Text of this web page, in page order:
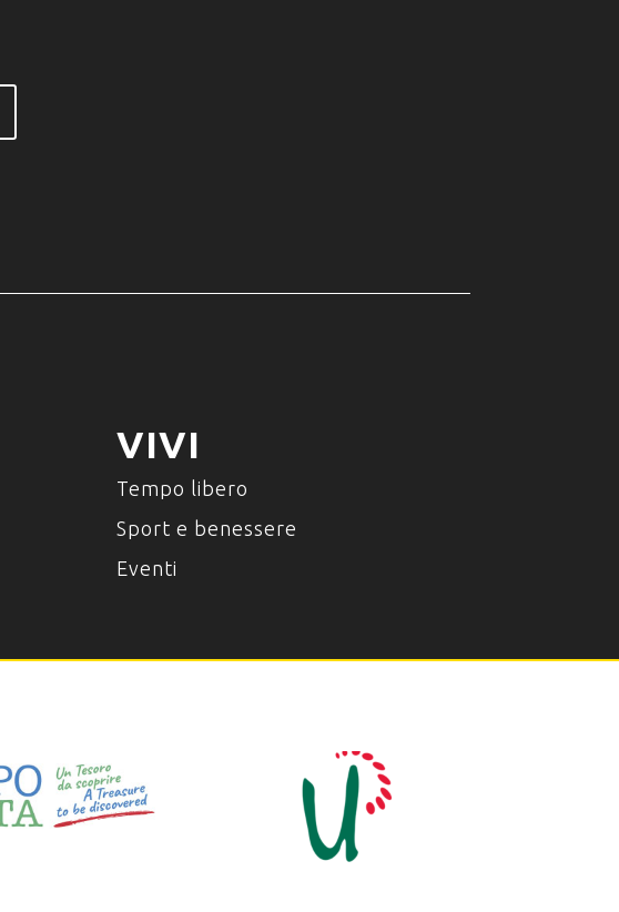
VIVI
Tempo libero
Sport e benessere
Eventi